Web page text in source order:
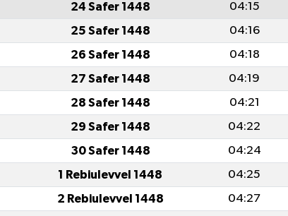
24 Safer 1448 04:15
25 Safer 1448 04:16
26 Safer 1448 04:18
27 Safer 1448 04:19
28 Safer 1448 04:21
29 Safer 1448 04:22
30 Safer 1448 04:24
1 Rebiulevvel 1448 04:25
2 Rebiulevvel 1448 04:27